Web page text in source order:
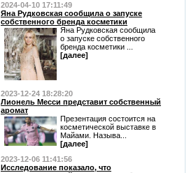
2024-04-10 17:11:49
Яна Рудковская сообщила о запуске
собственного бренда косметики
Яна Рудковская сообщила
о запуске собственного
бренда косметики ...
[далее]
2023-12-24 18:28:20
Лионель Месси представит собственный
аромат
Презентация состоится на
косметической выставке в
Майами. Называ...
[далее]
2023-12-06 11:41:56
Исследование показало, что